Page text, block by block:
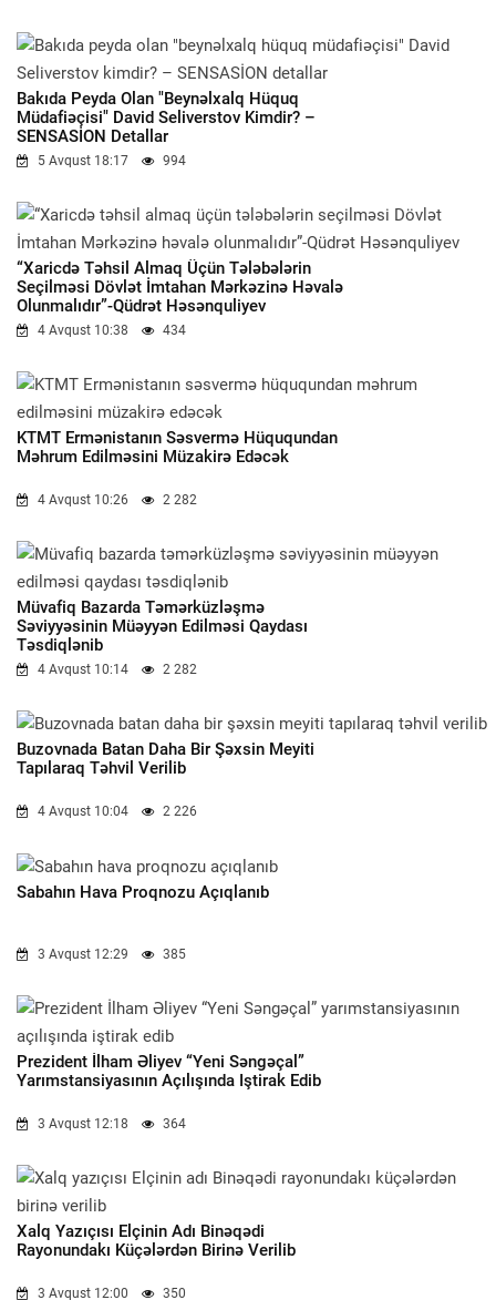
Bakıda Peyda Olan "beynəlxalq Hüquq
Müdafiəçisi" David Seliverstov Kimdir? –
SENSASİON Detallar
5 Avqust 18:17 994
“Xaricdə Təhsil Almaq Üçün Tələbələrin
Seçilməsi Dövlət İmtahan Mərkəzinə Həvalə
Olunmalıdır”-Qüdrət Həsənquliyev
4 Avqust 10:38 434
KTMT Ermənistanın Səsvermə Hüququndan
Məhrum Edilməsini Müzakirə Edəcək
4 Avqust 10:26 2 282
Müvafiq Bazarda Təmərküzləşmə
Səviyyəsinin Müəyyən Edilməsi Qaydası
Təsdiqlənib
4 Avqust 10:14 2 282
Buzovnada Batan Daha Bir Şəxsin Meyiti
Tapılaraq Təhvil Verilib
4 Avqust 10:04 2 226
Sabahın Hava Proqnozu Açıqlanıb
3 Avqust 12:29 385
Prezident İlham Əliyev “Yeni Səngəçal”
Yarımstansiyasının Açılışında Iştirak Edib
3 Avqust 12:18 364
Xalq Yazıçısı Elçinin Adı Binəqədi
Rayonundakı Küçələrdən Birinə Verilib
3 Avqust 12:00 350